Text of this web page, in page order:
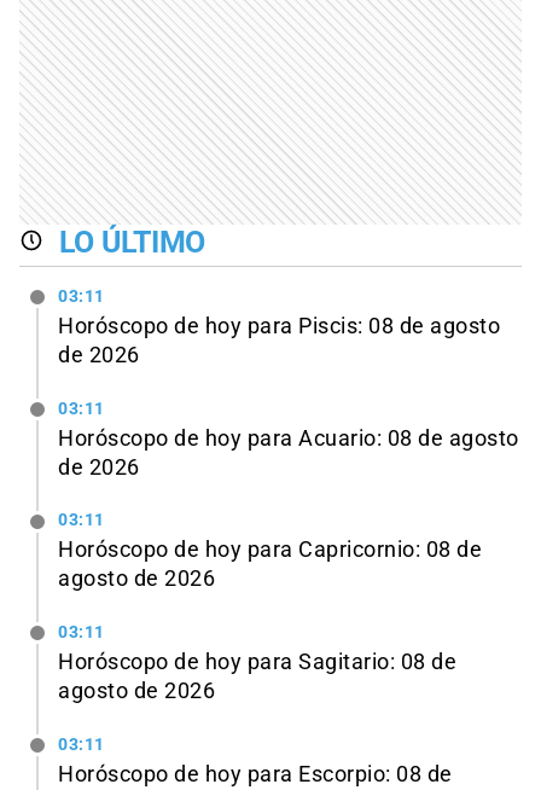
LO ÚLTIMO
03:11
Horóscopo de hoy para Piscis: 08 de agosto
de 2026
03:11
Horóscopo de hoy para Acuario: 08 de agosto
de 2026
03:11
Horóscopo de hoy para Capricornio: 08 de
agosto de 2026
03:11
Horóscopo de hoy para Sagitario: 08 de
agosto de 2026
03:11
Horóscopo de hoy para Escorpio: 08 de